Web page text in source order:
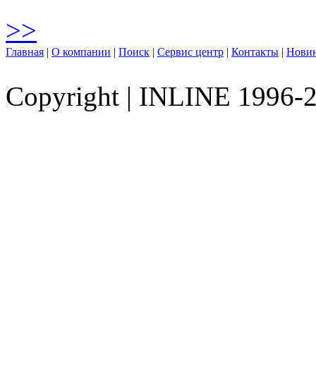
>>
Главная | О компании | Поиск | Сервис центр | Контакты |
Copyright | INLINE 1996-